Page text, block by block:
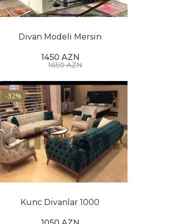
otaqlarında və ya qonaq
lazımi miqdarda dəstək verən
Divan Modeli Mersin
1450 AZN
1650 AZN
-32%
Kunc Divanlar 1000